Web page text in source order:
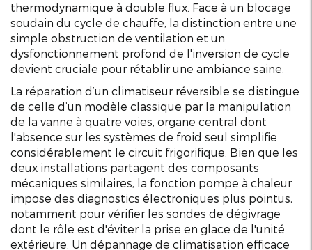
thermodynamique à double flux. Face à un blocage
soudain du cycle de chauffe, la distinction entre une
simple obstruction de ventilation et un
dysfonctionnement profond de l'inversion de cycle
devient cruciale pour rétablir une ambiance saine.
La réparation d’un climatiseur réversible se distingue
de celle d’un modèle classique par la manipulation
de la vanne à quatre voies, organe central dont
l'absence sur les systèmes de froid seul simplifie
considérablement le circuit frigorifique. Bien que les
deux installations partagent des composants
mécaniques similaires, la fonction pompe à chaleur
impose des diagnostics électroniques plus pointus,
notamment pour vérifier les sondes de dégivrage
dont le rôle est d'éviter la prise en glace de l'unité
extérieure. Un dépannage de climatisation efficace